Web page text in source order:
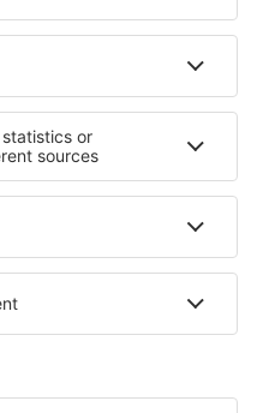
Hotely v Normandii
Hotely v Courchevel
parku Jasper